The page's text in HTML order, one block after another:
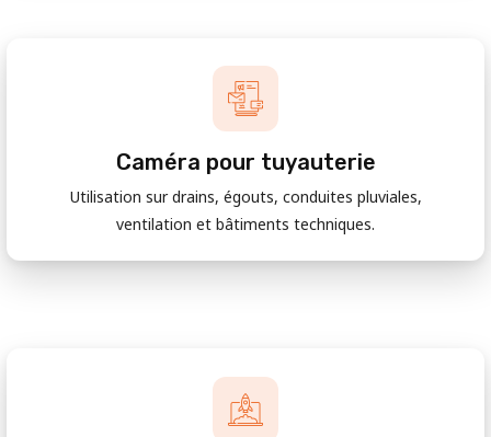
Caméra pour tuyauterie
Utilisation sur drains, égouts, conduites pluviales,
ventilation et bâtiments techniques.